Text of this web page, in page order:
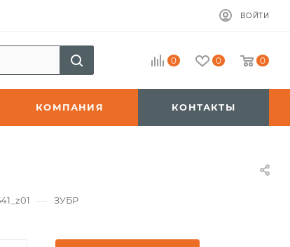
ВОЙТИ
0 0 0
КОМПАНИЯ КОНТАКТЫ
— ЗУБР